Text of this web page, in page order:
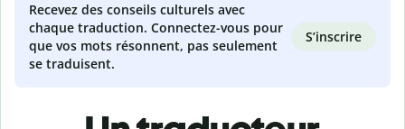
Recevez des conseils culturels avec
chaque traduction. Connectez-vous pour
que vos mots résonnent, pas seulement
se traduisent.
S’inscrire